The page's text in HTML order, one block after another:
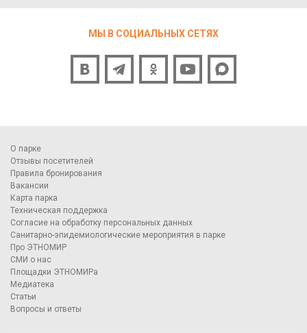
МЫ В СОЦИАЛЬНЫХ СЕТЯХ
О парке
Отзывы посетителей
Правила бронирования
Вакансии
Карта парка
Техническая поддержка
Согласие на обработку персональных данных
Санитарно-эпидемиологические мероприятия в парке
Про ЭТНОМИР
СМИ о нас
Площадки ЭТНОМИРа
Медиатека
Статьи
Вопросы и ответы